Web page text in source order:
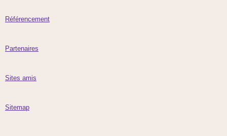
Référencement
Partenaires
Sites amis
Sitemap